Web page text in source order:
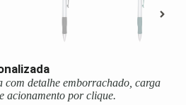
com detalhe emborrachado, carga
acionamento por clique.